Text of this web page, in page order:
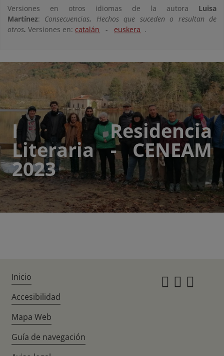
Versiones en otros idiomas de la autora Luisa
Martínez: Consecuencias. Hechos que suceden o resultan de
otros. Versiones en: catalán - euskera .
I Residencia
Literaria - CENEAM
2023
Inicio
Accesibilidad
Mapa Web
Guía de navegación